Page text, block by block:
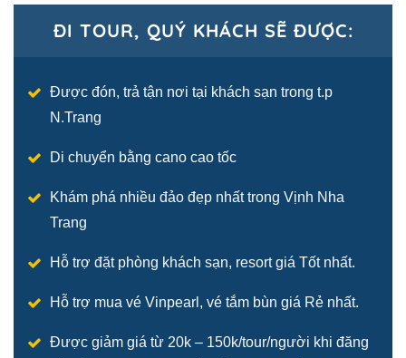
ĐI TOUR, QUÝ KHÁCH SẼ ĐƯỢC:
Được đón, trả tận nơi tại khách sạn trong t.p
N.Trang
Di chuyển bằng cano cao tốc
Khám phá nhiều đảo đẹp nhất trong Vịnh Nha
Trang
Hỗ trợ đặt phòng khách sạn, resort giá Tốt nhất.
Hỗ trợ mua vé Vinpearl, vé tắm bùn giá Rẻ nhất.
Được giảm giá từ 20k – 150k/tour/người khi đăng